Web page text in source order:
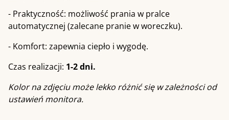
- Praktyczność: możliwość prania w pralce
automatycznej (zalecane pranie w woreczku).
- Komfort: zapewnia ciepło i wygodę.
Czas realizacji: 1-2 dni.
Kolor na zdjęciu może lekko różnić się w zależności od
ustawień monitora.